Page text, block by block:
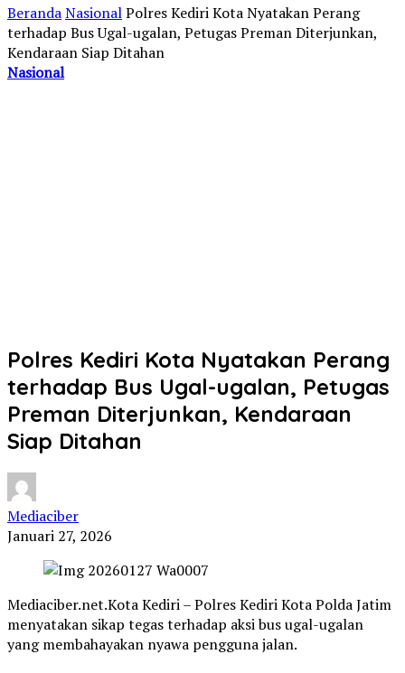
BerandaNasionalPolres Kediri Kota Nyatakan Perang
terhadap Bus Ugal-ugalan, Petugas Preman Diterjunkan,
Kendaraan Siap Ditahan
Nasional
Polres Kediri Kota Nyatakan Perang
terhadap Bus Ugal-ugalan, Petugas
Preman Diterjunkan, Kendaraan
Siap Ditahan
Mediaciber
Januari 27, 2026
Mediaciber.net.Kota Kediri – Polres Kediri Kota Polda Jatim
menyatakan sikap tegas terhadap aksi bus ugal-ugalan
yang membahayakan nyawa pengguna jalan.